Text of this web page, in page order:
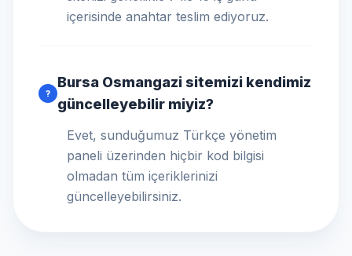
içerisinde anahtar teslim ediyoruz.
?
Bursa Osmangazi sitemizi kendimiz
güncelleyebilir miyiz?
Evet, sunduğumuz Türkçe yönetim
paneli üzerinden hiçbir kod bilgisi
olmadan tüm içeriklerinizi
güncelleyebilirsiniz.